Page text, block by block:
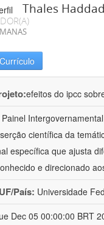
Thales
Currículo
efeitos do ipcc
científica da
específica que ajusta
e direcionado
País: Universidade
Dec 05 00:00:00 BRT